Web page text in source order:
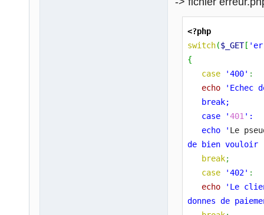
<?php
switch($_GET[
{
case
'400' :
echo
'Echec
break;
case '401 ':
echo ' Le
de bien vouloir
break;
case
'402' :
echo
'Le
donnes de